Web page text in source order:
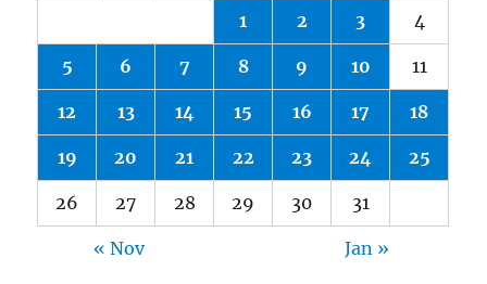
1 2 3 4
5 6 7 8 9 10 11
12 13 14 15 16 17 18
19 20 21 22 23 24 25
26 27 28 29 30 31
« Nov Jan »